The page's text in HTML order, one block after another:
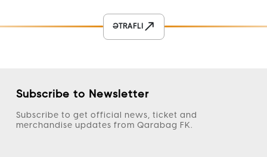
ƏTRAFLI
Subscribe to Newsletter
Subscribe to get official news, ticket and
merchandise updates from Qarabag FK.